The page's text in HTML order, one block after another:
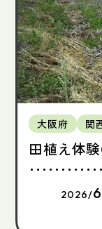
大阪府 関
田植え体
2026/